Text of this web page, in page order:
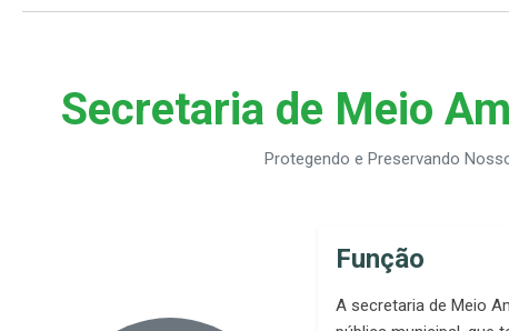
Secretaria de Meio
Protegendo e Preservando
Função
A secretaria de Meio